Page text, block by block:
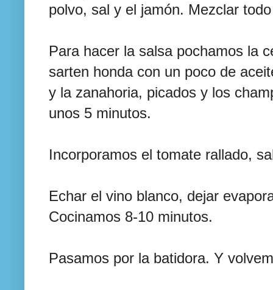
polvo, sal y el jamón. Mezclar
Para hacer la salsa pochamos la
sarten honda con un poco de
y la zanahoria, picados y los
unos 5 minutos.
Incorporamos el tomate rallado,
Echar el vino blanco, dejar
Cocinamos 8-10 minutos.
Pasamos por la batidora. Y